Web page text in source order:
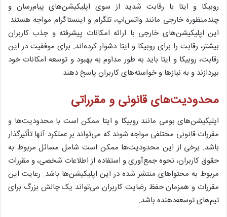
روبیکا و ایتا با رقابت شدید از سوی اپلیکیشن‌های پیام‌رسان و
چندمنظوره خارجی مانند واتس‌اپ، تلگرام و اینستاگرام مواجه هستند.
این اپلیکیشن‌های خارجی با ارائه امکانات پیشرفته و جذب کاربران
بیشتر، رقابت را برای روبیکا و ایتا دشوار کرده‌اند. برای موفقیت در این
رقابت، روبیکا و ایتا باید به طور مداوم به بهبود و توسعه امکانات خود
بپردازند و به نیازها و خواسته‌های کاربران پاسخ دهند.
محدودیت‌های قانونی و مقرراتی
اپلیکیشن‌های بومی مانند روبیکا و ایتا ممکن است با محدودیت‌ها و
مقررات قانونی مختلفی مواجه شوند که می‌تواند بر عملکرد آنها تأثیرگذار
باشد. برخی از این محدودیت‌ها ممکن است شامل مسائل مربوط به
حقوق کاربران، نحوه جمع‌آوری و استفاده از اطلاعات شخصی، و مقررات
مربوط به محتواهای منتشر شده در این اپلیکیشن‌ها باشد. رعایت این
مقررات و همزمان حفظ رضایت کاربران می‌تواند یک چالش بزرگ برای
تیم‌های توسعه‌دهنده باشد.